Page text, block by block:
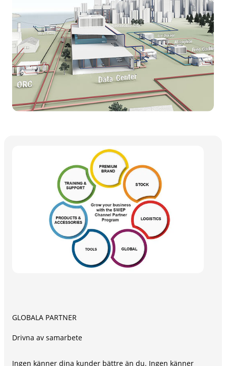
GLOBALA PARTNER
Drivna av samarbete
Ingen känner dina kunder bättre än du. Ingen känner